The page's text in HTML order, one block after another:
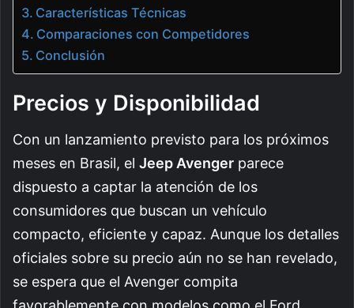
Características Técnicas
Comparaciones con Competidores
Conclusión
Precios y Disponibilidad
Con un lanzamiento previsto para los próximos
meses en Brasil, el Jeep Avenger parece
dispuesto a captar la atención de los
consumidores que buscan un vehículo
compacto, eficiente y capaz. Aunque los detalles
oficiales sobre su precio aún no se han revelado,
se espera que el Avenger compita